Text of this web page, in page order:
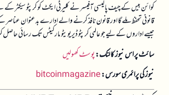
کوائن بیس کے چیف پالیسی آفیسر نے کلیرٹی ایکٹ کو کرپٹو سیکٹر کے
قانونی تحفظ ملے گا اور قانون نافذ کرنے والے ادارے بدعنوان
جیسے اداروں کے لیے جو عالمی کرپٹو ڈیریویٹو مارکیٹس تک رسائی
سائٹ پر اس نیوز کا لنک:پوسٹ کھولیں
نیوز کی پرائمری سورس:bitcoinmagazine